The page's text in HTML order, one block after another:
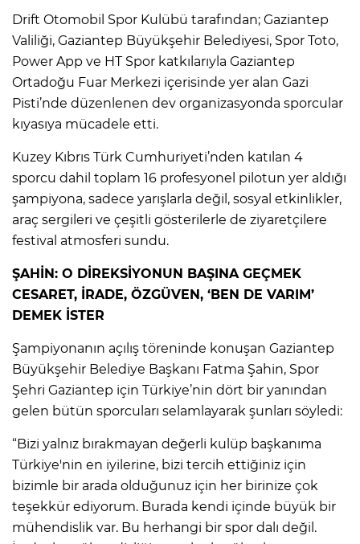
Drift Otomobil Spor Kulübü tarafından; Gaziantep
Valiliği, Gaziantep Büyükşehir Belediyesi, Spor Toto,
Power App ve HT Spor katkılarıyla Gaziantep
Ortadoğu Fuar Merkezi içerisinde yer alan Gazi
Pisti’nde düzenlenen dev organizasyonda sporcular
kıyasıya mücadele etti.
Kuzey Kıbrıs Türk Cumhuriyeti’nden katılan 4
sporcu dahil toplam 16 profesyonel pilotun yer aldığı
şampiyona, sadece yarışlarla değil, sosyal etkinlikler,
araç sergileri ve çeşitli gösterilerle de ziyaretçilere
festival atmosferi sundu.
ŞAHİN: O DİREKSİYONUN BAŞINA GEÇMEK
CESARET, İRADE, ÖZGÜVEN, ‘BEN DE VARIM’
DEMEK İSTER
Şampiyonanın açılış töreninde konuşan Gaziantep
Büyükşehir Belediye Başkanı Fatma Şahin, Spor
Şehri Gaziantep için Türkiye’nin dört bir yanından
gelen bütün sporcuları selamlayarak şunları söyledi:
“Bizi yalnız bırakmayan değerli kulüp başkanıma
Türkiye'nin en iyilerine, bizi tercih ettiğiniz için
bizimle bir arada olduğunuz için her birinize çok
teşekkür ediyorum. Burada kendi içinde büyük bir
mühendislik var. Bu herhangi bir spor dalı değil.